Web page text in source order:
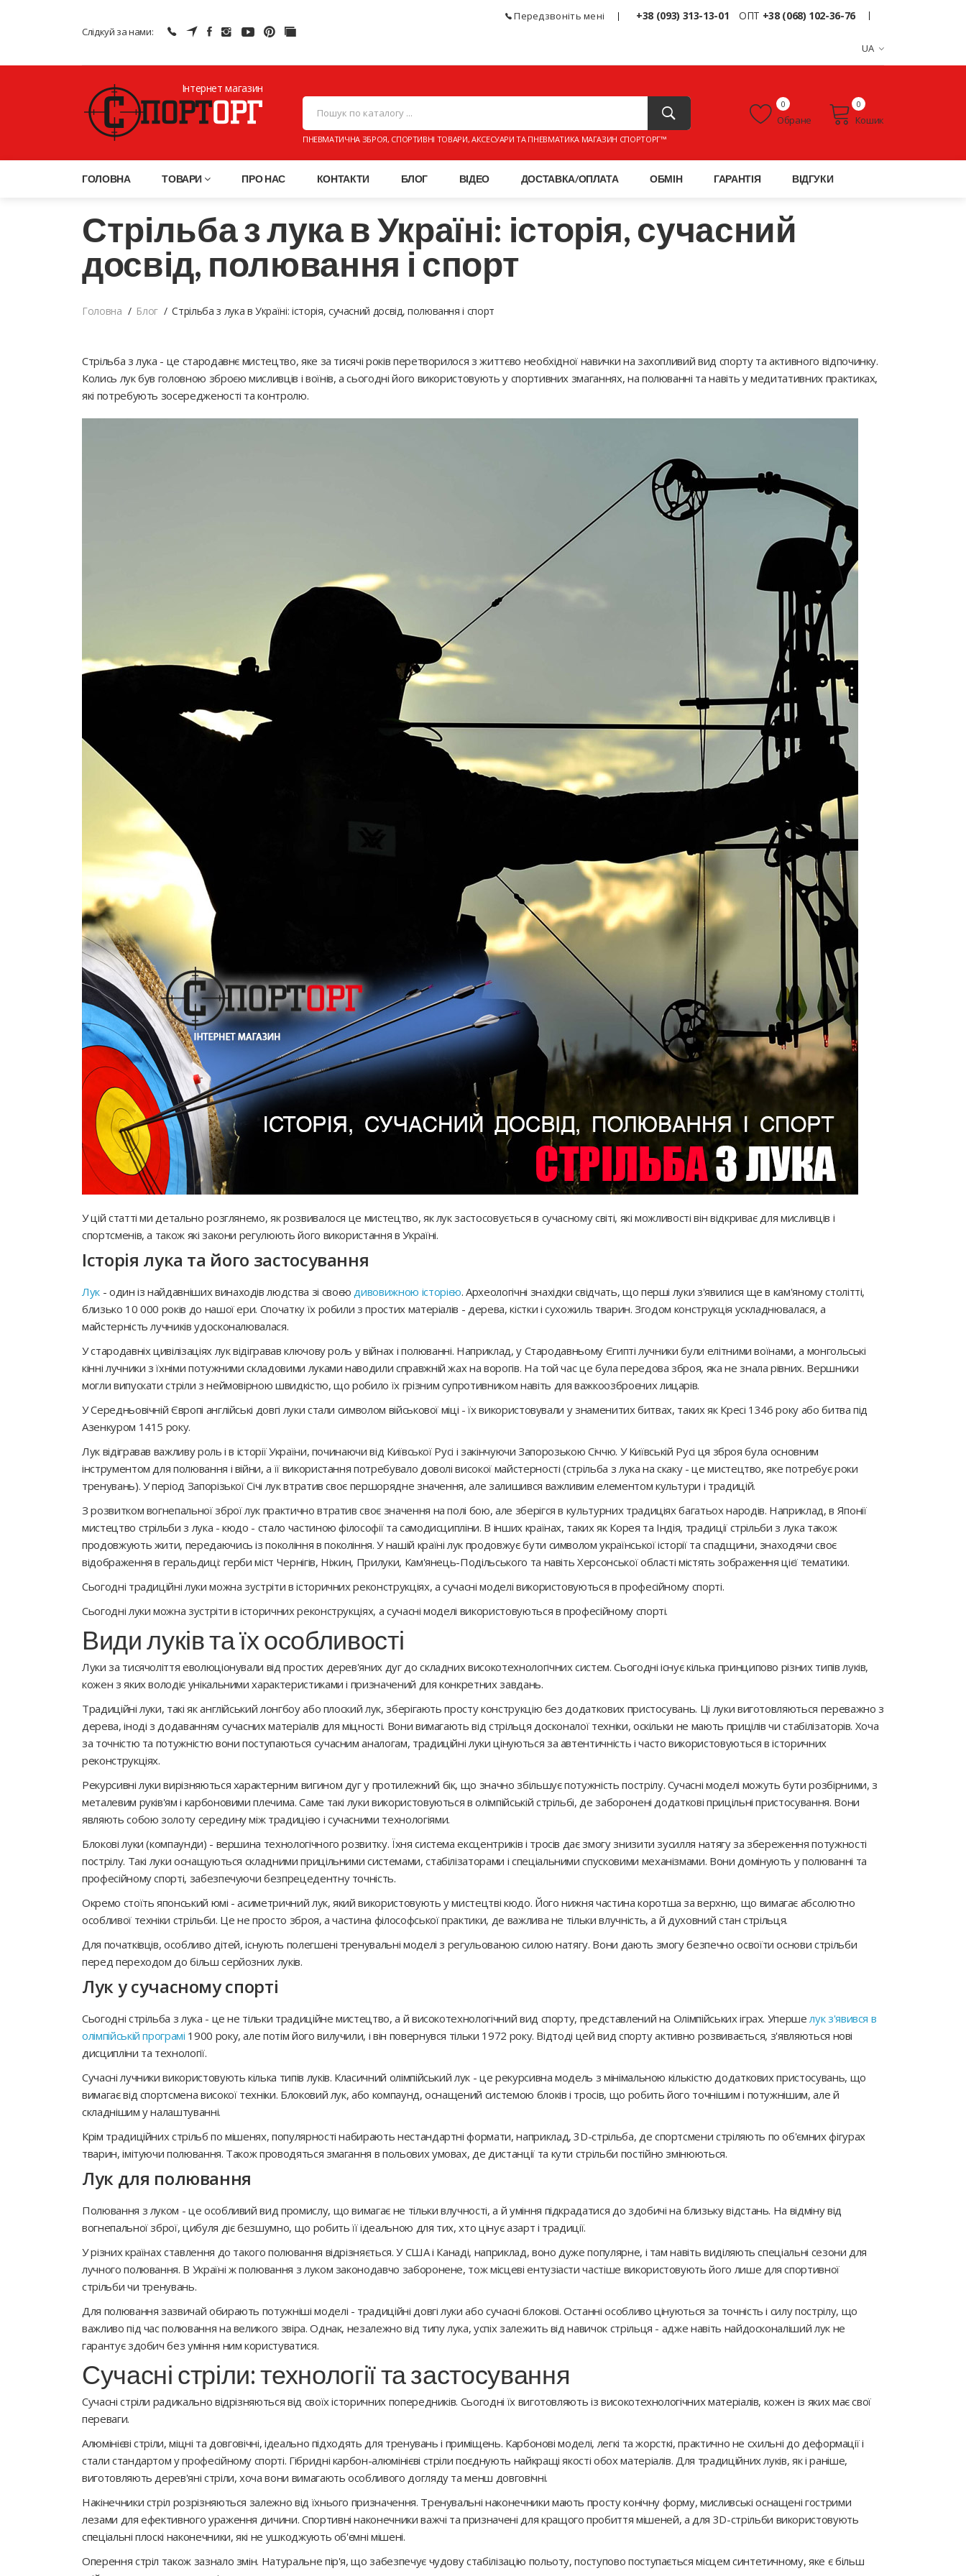
Слідкуй за нами:
Передзвоніть мені +38 (093) 313-13-01 ОПТ +38 (068) 102-36-76
UA
Інтернет магазин
ПНЕВМАТИЧНА ЗБРОЯ, СПОРТИВНІ ТОВАРИ, АКСЕСУАРИ ТА ПНЕВМАТИКА МАГАЗИН СПОРТОРГ™
Обране
0
Кошик
0
ГОЛОВНА ТОВАРИ ПРО НАС КОНТАКТИ БЛОГ ВІДЕО ДОСТАВКА/ОПЛАТА ОБМІН ГАРАНТІЯ ВІДГУКИ
Стрільба з лука в Україні: історія, сучасний
досвід, полювання і спорт
Головна Блог Стрільба з лука в Україні: історія, сучасний досвід, полювання і спорт
Стрільба з лука - це стародавнє мистецтво, яке за тисячі років перетворилося з життєво необхідної навички на захопливий вид спорту та активного відпочинку.
Колись лук був головною зброєю мисливців і воїнів, а сьогодні його використовують у спортивних змаганнях, на полюванні та навіть у медитативних практиках,
які потребують зосередженості та контролю.
У цій статті ми детально розглянемо, як розвивалося це мистецтво, як лук застосовується в сучасному світі, які можливості він відкриває для мисливців і
спортсменів, а також які закони регулюють його використання в Україні.
Історія лука та його застосування
Лук- один із найдавніших винаходів людства зі своєюдивовижною історією. Археологічні знахідки свідчать, що перші луки з'явилися ще в кам'яному столітті,
близько 10 000 років до нашої ери. Спочатку їх робили з простих матеріалів - дерева, кістки і сухожиль тварин. Згодом конструкція ускладнювалася, а
майстерність лучників удосконалювалася.
У стародавніх цивілізаціях лук відігравав ключову роль у війнах і полюванні. Наприклад, у Стародавньому Єгипті лучники були елітними воїнами, а монгольські
кінні лучники з їхніми потужними складовими луками наводили справжній жах на ворогів. На той час це була передова зброя, яка не знала рівних. Вершники
могли випускати стріли з неймовірною швидкістю, що робило їх грізним супротивником навіть для важкоозброєних лицарів.
У Середньовічній Європі англійські довгі луки стали символом військової міці - їх використовували у знаменитих битвах, таких як Кресі 1346 року або битва під
Азенкуром 1415 року.
Лук відігравав важливу роль і в історії України, починаючи від Київської Русі і закінчуючи Запорозькою Січчю. У Київській Русі ця зброя була основним
інструментом для полювання і війни, а її використання потребувало доволі високої майстерності (стрільба з лука на скаку - це мистецтво, яке потребує роки
тренувань). У період Запорізької Січі лук втратив своє першорядне значення, але залишився важливим елементом культури і традицій.
З розвитком вогнепальної зброї лук практично втратив своє значення на полі бою, але зберігся в культурних традиціях багатьох народів. Наприклад, в Японії
мистецтво стрільби з лука - кюдо - стало частиною філософії та самодисципліни. В інших країнах, таких як Корея та Індія, традиції стрільби з лука також
продовжують жити, передаючись із покоління в покоління. У нашій країні лук продовжує бути символом української історії та спадщини, знаходячи своє
відображення в геральдиці: герби міст Чернігів, Ніжин, Прилуки, Кам'янець-Подільського та навіть Херсонської області містять зображення цієї тематики.
Сьогодні традиційні луки можна зустріти в історичних реконструкціях, а сучасні моделі використовуються в професійному спорті.
Сьогодні луки можна зустріти в історичних реконструкціях, а сучасні моделі використовуються в професійному спорті.
Види луків та їх особливості
Луки за тисячоліття еволюціонували від простих дерев'яних дуг до складних високотехнологічних систем. Сьогодні існує кілька принципово різних типів луків,
кожен з яких володіє унікальними характеристиками і призначений для конкретних завдань.
Традиційні луки, такі як англійський лонгбоу або плоский лук, зберігають просту конструкцію без додаткових пристосувань. Ці луки виготовляються переважно з
дерева, іноді з додаванням сучасних матеріалів для міцності. Вони вимагають від стрільця досконалої техніки, оскільки не мають прицілів чи стабілізаторів. Хоча
за точністю та потужністю вони поступаються сучасним аналогам, традиційні луки цінуються за автентичність і часто використовуються в історичних
реконструкціях.
Рекурсивні луки вирізняються характерним вигином дуг у протилежний бік, що значно збільшує потужність пострілу. Сучасні моделі можуть бути розбірними, з
металевим руків'ям і карбоновими плечима. Саме такі луки використовуються в олімпійській стрільбі, де заборонені додаткові прицільні пристосування. Вони
являють собою золоту середину між традицією і сучасними технологіями.
Блокові луки (компаунди) - вершина технологічного розвитку. Їхня система ексцентриків і тросів дає змогу знизити зусилля натягу за збереження потужності
пострілу. Такі луки оснащуються складними прицільними системами, стабілізаторами і спеціальними спусковими механізмами. Вони домінують у полюванні та
професійному спорті, забезпечуючи безпрецедентну точність.
Окремо стоїть японський юмі - асиметричний лук, який використовують у мистецтві кюдо. Його нижня частина коротша за верхню, що вимагає абсолютно
особливої техніки стрільби. Це не просто зброя, а частина філософської практики, де важлива не тільки влучність, а й духовний стан стрільця.
Для початківців, особливо дітей, існують полегшені тренувальні моделі з регульованою силою натягу. Вони дають змогу безпечно освоїти основи стрільби
перед переходом до більш серйозних луків.
Лук у сучасному спорті
Сьогодні стрільба з лука - це не тільки традиційне мистецтво, а й високотехнологічний вид спорту, представлений на Олімпійських іграх. Упершелук з'явився в
олімпійській програмі 1900 року, але потім його вилучили, і він повернувся тільки 1972 року. Відтоді цей вид спорту активно розвивається, з'являються нові
дисципліни та технології.
Сучасні лучники використовують кілька типів луків. Класичний олімпійський лук - це рекурсивна модель з мінімальною кількістю додаткових пристосувань, що
вимагає від спортсмена високої техніки. Блоковий лук, або компаунд, оснащений системою блоків і тросів, що робить його точнішим і потужнішим, але й
складнішим у налаштуванні.
Крім традиційних стрільб по мішенях, популярності набирають нестандартні формати, наприклад, 3D-стрільба, де спортсмени стріляють по об'ємних фігурах
тварин, імітуючи полювання. Також проводяться змагання в польових умовах, де дистанції та кути стрільби постійно змінюються.
Лук для полювання
Полювання з луком - це особливий вид промислу, що вимагає не тільки влучності, а й уміння підкрадатися до здобичі на близьку відстань. На відміну від
вогнепальної зброї, цибуля діє безшумно, що робить її ідеальною для тих, хто цінує азарт і традиції.
У різних країнах ставлення до такого полювання відрізняється. У США і Канаді, наприклад, воно дуже популярне, і там навіть виділяють спеціальні сезони для
лучного полювання. В Україні ж полювання з луком законодавчо заборонене, тож місцеві ентузіасти частіше використовують його лише для спортивної
стрільби чи тренувань.
Для полювання зазвичай обирають потужніші моделі - традиційні довгі луки або сучасні блокові. Останні особливо цінуються за точність і силу пострілу, що
важливо під час полювання на великого звіра. Однак, незалежно від типу лука, успіх залежить від навичок стрільця - адже навіть найдосконаліший лук не
гарантує здобич без уміння ним користуватися.
Сучасні стріли: технології та застосування
Сучасні стріли радикально відрізняються від своїх історичних попередників. Сьогодні їх виготовляють із високотехнологічних матеріалів, кожен із яких має свої
переваги.
Алюмінієві стріли, міцні та довговічні, ідеально підходять для тренувань і приміщень. Карбонові моделі, легкі та жорсткі, практично не схильні до деформації і
стали стандартом у професійному спорті. Гібридні карбон-алюмінієві стріли поєднують найкращі якості обох матеріалів. Для традиційних луків, як і раніше,
виготовляють дерев'яні стріли, хоча вони вимагають особливого догляду та менш довговічні.
Накінечники стріл розрізняються залежно від їхнього призначення. Тренувальні наконечники мають просту конічну форму, мисливські оснащені гострими
лезами для ефективного ураження дичини. Спортивні наконечники важчі та призначені для кращого пробиття мішеней, а для 3D-стрільби використовують
спеціальні плоскі наконечники, які не ушкоджують об'ємні мішені.
Оперення стріл також зазнало змін. Натуральне пір'я, що забезпечує чудову стабілізацію польоту, поступово поступається місцем синтетичному, яке є більш